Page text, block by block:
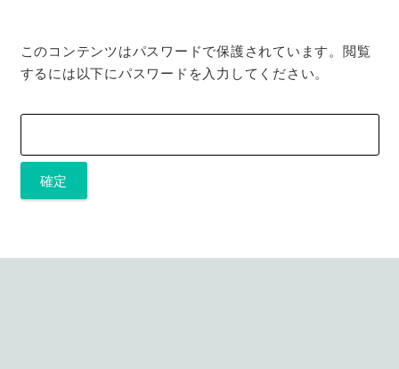
このコンテンツはパスワードで保護されています。閲覧
するには以下にパスワードを入力してください。